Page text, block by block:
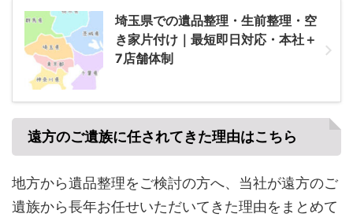
埼玉県での遺品整理・生前整理・空
き家片付け｜最短即日対応・本社＋
7店舗体制
遠方のご遺族に任されてきた理由はこちら
地方から遺品整理をご検討の方へ、当社が遠方のご
遺族から長年お任せいただいてきた理由をまとめて